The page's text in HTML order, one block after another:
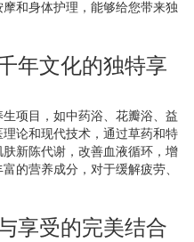
和身体护理，能够给您带来独
年文化的独特享
项目，如中药浴、花瓣浴、益
论和现代技术，通过草药和特
新陈代谢，改善血液循环，增
的营养成分，对于缓解疲劳、
享受的完美结合